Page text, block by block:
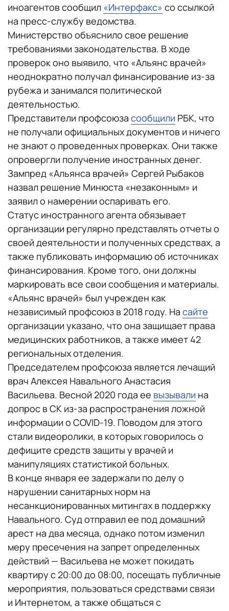
иноагентов сообщил «Интерфакс» со ссылкой
на пресс-службу ведомства.
Министерство объяснило свое решение
требованиями законодательства. В ходе
проверок оно выявило, что «Альянс врачей»
неоднократно получал финансирование из-за
рубежа и занимался политической
деятельностью.
Представители профсоюза сообщили РБК, что
не получали официальных документов и ничего
не знают о проведенных проверках. Они также
опровергли получение иностранных денег.
Зампред «Альянса врачей» Сергей Рыбаков
назвал решение Минюста «незаконным» и
заявил о намерении оспаривать его.
Статус иностранного агента обязывает
организации регулярно представлять отчеты о
своей деятельности и полученных средствах, а
также публиковать информацию об источниках
финансирования. Кроме того, они должны
маркировать все свои сообщения и материалы.
«Альянс врачей» был учрежден как
независимый профсоюз в 2018 году. На сайте
организации указано, что она защищает права
медицинских работников, а также имеет 42
региональных отделения.
Председателем профсоюза является лечащий
врач Алексея Навального Анастасия
Васильева. Весной 2020 года ее вызывали на
допрос в СК из-за распространения ложной
информации о COVID-19. Поводом для этого
стали видеоролики, в которых говорилось о
дефиците средств защиты у врачей и
манипуляциях статистикой больных.
В конце января ее задержали по делу о
нарушении санитарных норм на
несанкционированных митингах в поддержку
Навального. Суд отправил ее под домашний
арест на два месяца, однако потом изменил
меру пресечения на запрет определенных
действий — Васильева не может покидать
квартиру с 20:00 до 08:00, посещать публичные
мероприятия, пользоваться средствами связи
и Интернетом, а также общаться с